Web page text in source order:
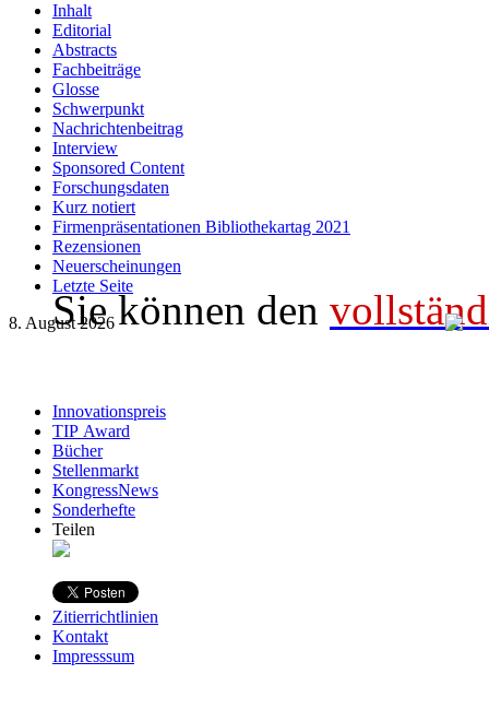
Inhalt
Editorial
Abstracts
Fachbeiträge
Glosse
Schwerpunkt
Nachrichtenbeitrag
Interview
Sponsored Content
Forschungsdaten
Kurz notiert
Firmenpräsentationen Bibliothekartag 2021
Rezensionen
Neuerscheinungen
Letzte Seite
8. August 2026
Innovationspreis
TIP Award
Bücher
Stellenmarkt
KongressNews
Sonderhefte
Teilen
Zitierrichtlinien
Kontakt
Impresssum
Sie können den